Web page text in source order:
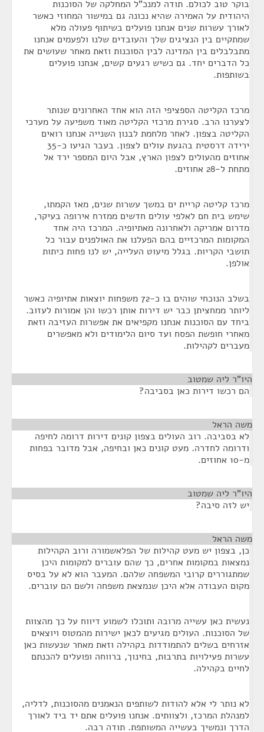
בוקר טוב לכולם. תודה למנכ"ל המחלקה של הסוכנות
היהודית על האמירה שהיא נכונה גם במישור המחוזי כאשר
לאורך עשרות שנים אנחנו פועלים בשיתוף פעולה מלא
שמתקיים בין הנציגים שלך והעובדים שלנו ולפעמים אנחנו
מתבלבלים בין המדינה לבין הסוכנות וזאת מאחר שעושים את
כל הדברים יחד. גם כשיש רגעים קשים, אנחנו פועלים
בשותפות.
מרכז הקליטה הספציפי הזה הוא אחד האחרונים שנותר
לצערנו הרב. סגירת מרכזי הקליטה מאוד משפיעה על מערכי
הקליטה בצפון. לאחר מלחמת לבנון השנייה אנחנו רואים
ירידה דרסטית בהגעת עולים לצפון. בעבר הגיעו כ-35
אחוזים מהעולים לצפון הארץ, אבל היום המספר ירד אל
מתחת ל-28 אחוזים.
מרכז קליטה קריית ים במשך עשרות שנים, מאז הקמתו,
שימש בית חם לאלפי עולים חדשים ממזרח אירופה בעיקר,
מדרום אמריקה ולאחרונה מאתיופיה. המרכז היה אחד
המקומות המרכזיים בהם הפעלנו את האולפנים עבור כל
תושבי הקריות. בגלל מיעוט העלייה, יש לנו פחות כיתות
אולפן.
בשלב הנוכחי שוהים בו כ-72 משפחות יוצאות אתיופיה כאשר
ליותר ממחציתן כבר יש דירות אותן רכשו והן אמורות לעזוב.
ביחד עם הסוכנות אנחנו מקפיאים את אפשרות העזיבה וזאת
מאחרי חופשת הפסח ועד סיום הלימודים ולא מאפשרים
מעברים לקהילות.
היו"ר ליה שמטוב
הם רכשו דירות כאן בסביבה?
משה הראל
לא בסביבה. רוב העולים בצפון קונים דירות דרומה לחיפה
ודרומה לחדרה. מעט קונים כאן ובחיפה, אבל מדובר בפחות
מ-10 אחוזים.
היו"ר ליה שמטוב
יש לזה סיבה?
משה הראל
כן, בצפון יש מעט קהילות של הפלאשמורה ורוב הקהילות
נמצאות במקומות אחרים, כך שהם עוברים למקומות היכן
שמתגוררים קרובי המשפחה שלהם. המעבר הוא לא על בסיס
מקום העבודה אלא היכן שנמצאת משפחה ולשם הם עוברים.
נעשית כאן עשייה מרובה ותוכלו לשמוע דיווח על כך מהצוות
של הסוכנות. העולים מגיעים לכאן ישירות מהמטוס ויוצאים
אזרחים בשלים להתמודדות בקהילה וזאת מאחר שנעשות כאן
עשרות פעילויות בתרבות, בחינוך, ברווחה ופועלים להכנתם
לחיים בקהילה.
לא נותר לי אלא להודות לשותפים הנאמנים מהסוכנות, לדליה,
למנהלת המרכז, ולצוותים. אנחנו פועלים אתם יד ביד לאורך
הדרך ונמשיך בעשייה המשותפת. תודה רבה.